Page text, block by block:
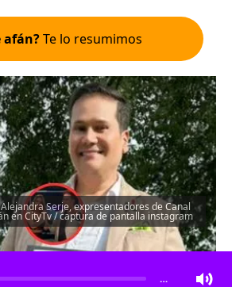
afán?Te lo resumimos
Serje, expresentadores de Canal
en CityTv / captura de pantalla instagram
el artículo
…